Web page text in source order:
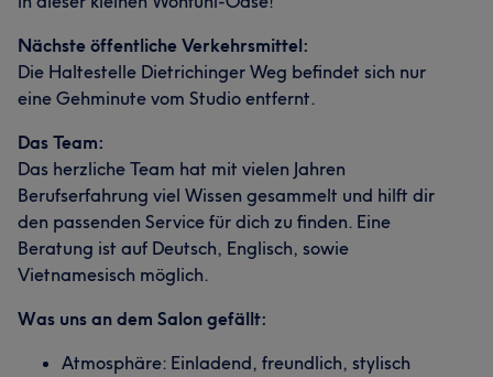
Nächste öffentliche Verkehrsmittel:
Die Haltestelle Dietrichinger Weg befindet sich nur
eine Gehminute vom Studio entfernt.
Das Team:
Das herzliche Team hat mit vielen Jahren
Berufserfahrung viel Wissen gesammelt und hilft dir
den passenden Service für dich zu finden. Eine
Beratung ist auf Deutsch, Englisch, sowie
Vietnamesisch möglich.
Was uns an dem Salon gefällt:
Atmosphäre: Einladend, freundlich, stylisch